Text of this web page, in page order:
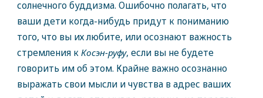
солнечного буддизма. Ошибочно полагать, что
ваши дети когда-нибудь придут к пониманию
того, что вы их любите, или осознают важность
стремления кКосэн-руфу, если вы не будете
говорить им об этом. Крайне важно осознанно
выражать свои мысли и чувства в адрес ваших